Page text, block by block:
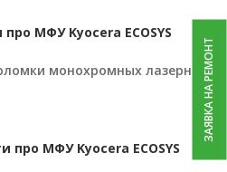
МФУ Kyocera ECOSYS
монохромных лазерных
МФУ Kyocera ECOSYS
ЗАЯВКА НА РЕМОНТ